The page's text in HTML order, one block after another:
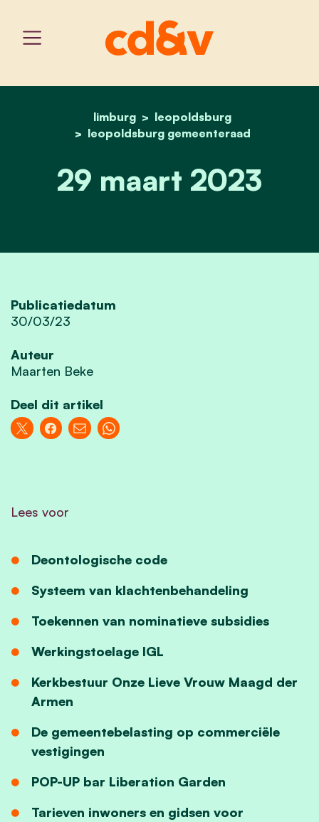
home
limburg
leopoldsburg
leopoldsburg gemeenteraad
29 maart 2023
29 maart 2023
Publicatiedatum
30/03/23
Auteur
Maarten Beke
Deel dit artikel
Lees voor
Deontologische code
Systeem van klachtenbehandeling
Toekennen van nominatieve subsidies
Werkingstoelage IGL
Kerkbestuur Onze Lieve Vrouw Maagd der
Armen
De gemeentebelasting op commerciële
vestigingen
POP-UP bar Liberation Garden
Tarieven inwoners en gidsen voor